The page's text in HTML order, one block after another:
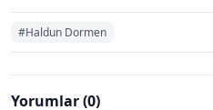
#Haldun Dormen
Yorumlar (0)